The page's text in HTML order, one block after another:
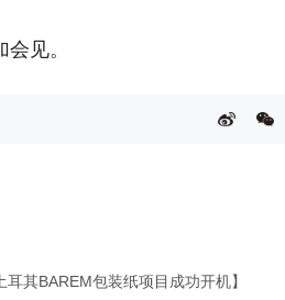
见。
耳其BAREM包装纸项目成功开机】